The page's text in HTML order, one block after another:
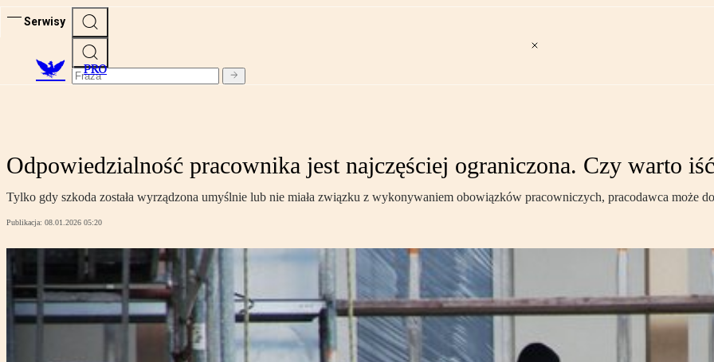
Serwisy
PRO
Odpowiedzialność pracownika jest najczęściej ograniczona. Czy warto
Tylko gdy szkoda została wyrządzona umyślnie lub nie miała związku z wykonywaniem obowiązków pracowniczych, pracodawca może
Publikacja: 08.01.2026 05:20